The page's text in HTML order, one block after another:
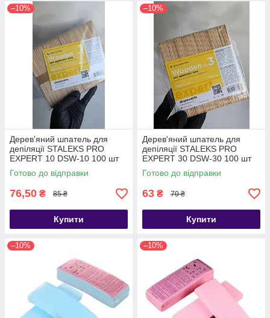
–10%
Дерев'яний шпатель для
депіляції STALEKS PRO
EXPERT 10 DSW-10 100 шт
Готово до відправки
76,50 ₴ 85 ₴
Купити
–10%
Дерев'яний шпатель для
депіляції STALEKS PRO
EXPERT 30 DSW-30 100 шт
Готово до відправки
63 ₴ 70 ₴
Купити
–10% –10%